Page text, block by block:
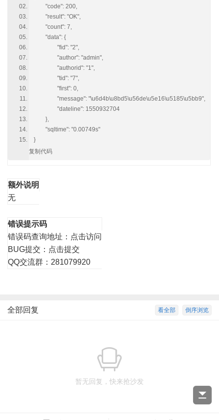
"code": 200,
"result": "OK",
"count": 7,
"data": {
"fid": "2",
"author": "admin",
"authorid": "1",
"tid": "7",
"first": 0,
"message": "\u6d4b\u8bd5\u56de\u5e16\u5185\u5bb9",
"dateline": 1550932704
},
"sqltime": "0.00749s"
}
复制代码
额外说明
无
错误提示码
错误码查询地址： 点击访问
BUG提交： 点击提交
QQ交流群：281079920
倒序浏览
看全部
全部回复
暂无回复，快来抢沙发